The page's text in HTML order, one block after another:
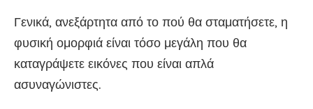
Γενικά, ανεξάρτητα από το πού θα σταματήσετε, η
φυσική ομορφιά είναι τόσο μεγάλη που θα
καταγράψετε εικόνες που είναι απλά
ασυναγώνιστες.